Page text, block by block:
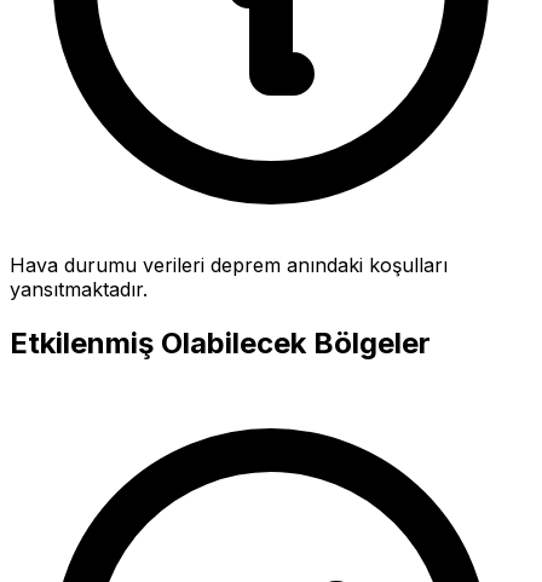
Hava durumu verileri deprem anındaki koşulları
yansıtmaktadır.
Etkilenmiş Olabilecek Bölgeler